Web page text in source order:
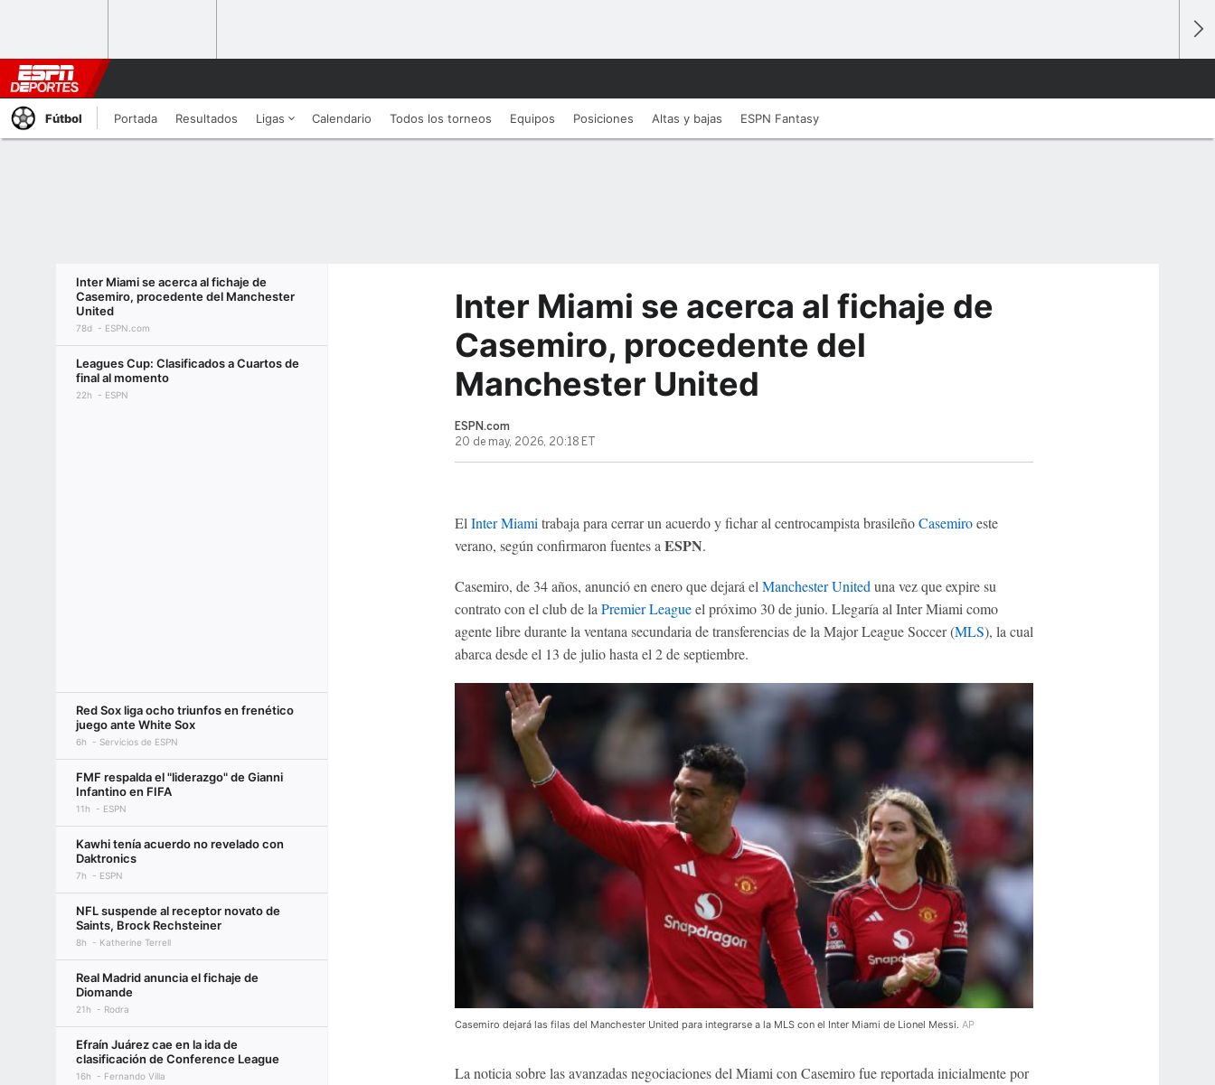
Fútbol Portada Resultados Ligas Calendario Todos los torneos Equipos Posiciones Altas y bajas ESPN Fantasy
Inter Miami se acerca al fichaje de
Casemiro, procedente del Manchester
United
78d ESPN.com
Leagues Cup: Clasificados a Cuartos de
final al momento
22h ESPN
Red Sox liga ocho triunfos en frenético
juego ante White Sox
6h Servicios de ESPN
FMF respalda el "liderazgo" de Gianni
Infantino en FIFA
11h ESPN
Kawhi tenía acuerdo no revelado con
Daktronics
7h ESPN
NFL suspende al receptor novato de
Saints, Brock Rechsteiner
8h Katherine Terrell
Real Madrid anuncia el fichaje de
Diomande
21h Rodra
Efraín Juárez cae en la ida de
clasificación de Conference League
16h Fernando Villa
Inter Miami se acerca al fichaje de
Casemiro, procedente del
Manchester United
ESPN.com
20 de may, 2026, 20:18 ET
El Inter Miami trabaja para cerrar un acuerdo y fichar al centrocampista brasileñoCasemiroeste
verano, según confirmaron fuentes a ESPN.
Casemiro, de 34 años, anunció en enero que dejará el Manchester United una vez que expire su
contrato con el club de la Premier Leagueel próximo 30 de junio. Llegaría al Inter Miami como
agente libre durante la ventana secundaria de transferencias de la Major League Soccer (MLS), la cual
abarca desde el 13 de julio hasta el 2 de septiembre.
Casemiro dejará las filas del Manchester United para integrarse a la MLS con el Inter Miami de Lionel Messi. AP
La noticia sobre las avanzadas negociaciones del Miami con Casemiro fue reportada inicialmente por